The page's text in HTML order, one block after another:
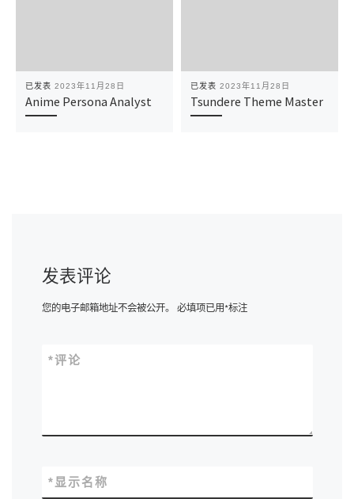
已发表 2023年11月28日
Anime Persona Analyst
已发表 2023年11月28日
Tsundere Theme Master
发表评论
您的电子邮箱地址不会被公开。 必填项已用*标注
评论
*
显示名称
*